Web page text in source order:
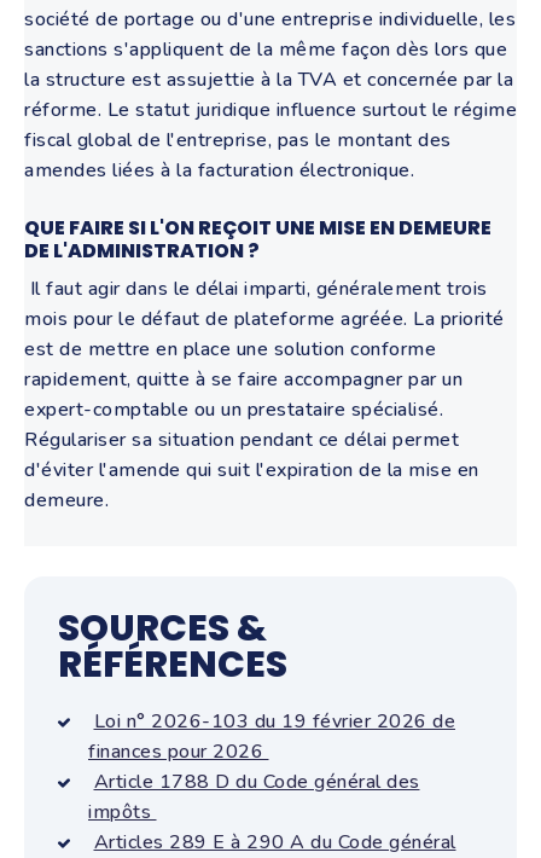
société de portage ou d'une entreprise individuelle, les
sanctions s'appliquent de la même façon dès lors que
la structure est assujettie à la TVA et concernée par la
réforme. Le statut juridique influence surtout le régime
fiscal global de l'entreprise, pas le montant des
amendes liées à la facturation électronique.
QUE FAIRE SI L'ON REÇOIT UNE MISE EN DEMEURE
DE L'ADMINISTRATION ?
Il faut agir dans le délai imparti, généralement trois
mois pour le défaut de plateforme agréée. La priorité
est de mettre en place une solution conforme
rapidement, quitte à se faire accompagner par un
expert-comptable ou un prestataire spécialisé.
Régulariser sa situation pendant ce délai permet
d'éviter l'amende qui suit l'expiration de la mise en
demeure.
SOURCES &
RÉFÉRENCES
Loi n° 2026-103 du 19 février 2026 de
finances pour 2026
Article 1788 D du Code général des
impôts
Articles 289 E à 290 A du Code général